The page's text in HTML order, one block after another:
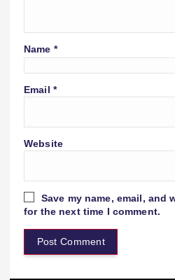
Name *
Email *
Website
Save my name, email, and
for the next time I comment.